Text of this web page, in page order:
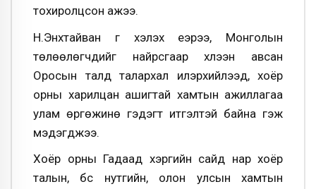
тохиролцсон ажээ.
Н.Энхтайван үг хэлэх үеэрээ, Монголын
төлөөлөгчдийг найрсгаар хүлээн авсан
Оросын талд талархал илэрхийлээд, хоёр
орны харилцан ашигтай хамтын ажиллагаа
улам өргөжинө гэдэгт итгэлтэй байна гэж
мэдэгджээ.
Хоёр орны Гадаад хэргийн сайд нар хоёр
талын, бүс нутгийн, олон улсын хамтын